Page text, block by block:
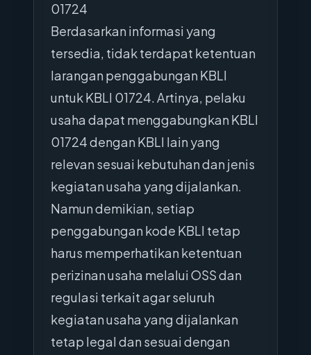
01724
Berdasarkan informasi yang
tersedia, tidak terdapat ketentuan
larangan penggabungan KBLI
untuk KBLI 01724. Artinya, pelaku
usaha dapat menggabungkan KBLI
01724 dengan KBLI lain yang
relevan sesuai kebutuhan dan jenis
kegiatan usaha yang dijalankan.
Namun demikian, setiap
penggabungan kode KBLI tetap
harus memperhatikan ketentuan
perizinan usaha melalui OSS dan
regulasi terkait agar seluruh
kegiatan usaha yang dijalankan
tetap legal dan sesuai dengan